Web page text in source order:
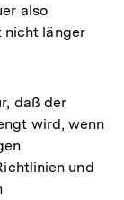
also
nicht länger
daß der
wird, wenn
und